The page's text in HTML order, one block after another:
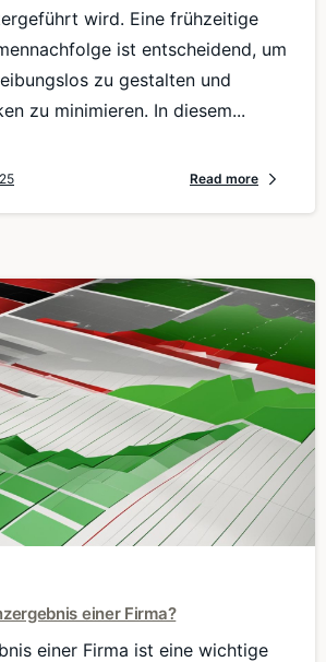
wird. Eine frühzeitige
ist entscheidend, um
zu gestalten und
zu minimieren. In diesem...
Read more
0
einer Firma?
einer Firma ist eine wichtige